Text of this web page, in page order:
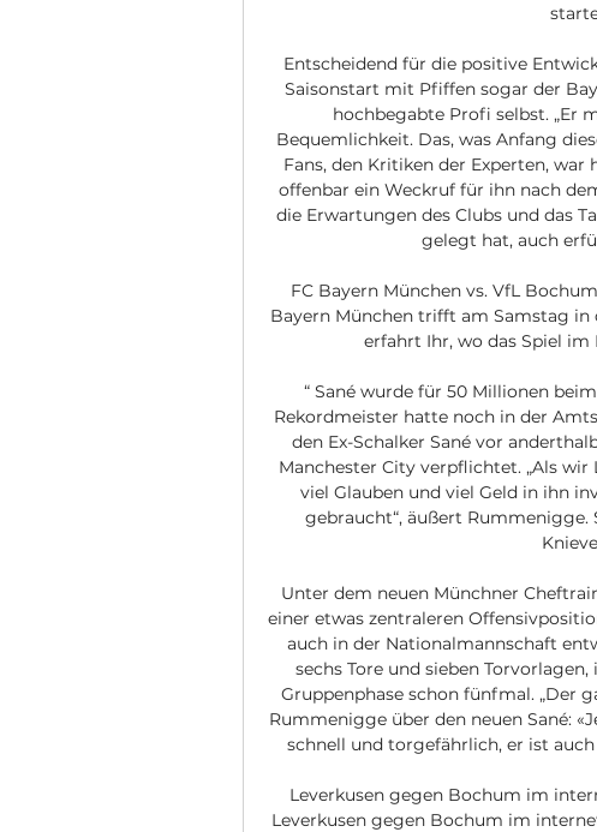
Entscheidend für die positive
Saisonstart mit Pfiffen sogar der
hochbegabte Profi selbst. „Er
Bequemlichkeit. Das, was Anfang
Fans, den Kritiken der Experten,
offenbar ein Weckruf für ihn nach
die Erwartungen des Clubs und das
gelegt hat, auch
FC Bayern München vs. VfL
Bayern München trifft am Samstag in
erfahrt Ihr, wo das Spiel im
“ Sané wurde für 50 Millionen
Rekordmeister hatte noch in der
den Ex-Schalker Sané vor
Manchester City verpflichtet. „Als
viel Glauben und viel Geld in ihn
gebraucht“, äußert Rummenigge.
Unter dem neuen Münchner
einer etwas zentraleren
auch in der Nationalmannschaft
sechs Tore und sieben
Gruppenphase schon fünfmal. „Der
Rummenigge über den neuen Sané:
schnell und torgefährlich, er ist
Leverkusen gegen Bochum im
Leverkusen gegen Bochum im